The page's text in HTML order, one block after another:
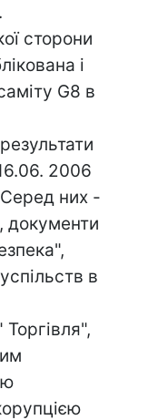
сторони
і
G8 в
2006
Серед них -
документи
в